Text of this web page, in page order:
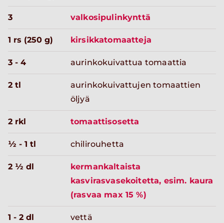
3 valkosipulinkynttä
1 rs (250 g) kirsikkatomaatteja
3 - 4 aurinkokuivattua tomaattia
2 tl
aurinkokuivattujen tomaattien
öljyä
2 rkl tomaattisosetta
½ - 1 tl chilirouhetta
2 ½ dl
kermankaltaista
kasvirasvasekoitetta, esim. kaura
(rasvaa max 15 %)
1 - 2 dl vettä